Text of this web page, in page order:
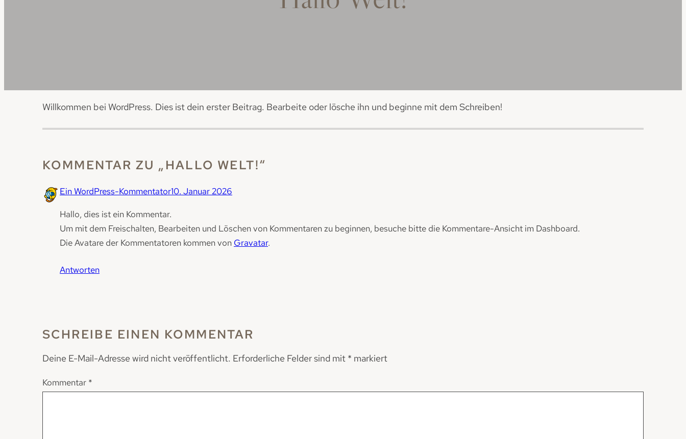
Willkommen bei WordPress. Dies ist dein erster Beitrag. Bearbeite oder lösche ihn und beginne mit dem Schreiben!
KOMMENTAR ZU „HALLO WELT!“
Ein WordPress-Kommentator10. Januar 2026
Hallo, dies ist ein Kommentar.
Um mit dem Freischalten, Bearbeiten und Löschen von Kommentaren zu beginnen, besuche bitte die Kommentare-Ansicht im Dashboard.
Die Avatare der Kommentatoren kommen von Gravatar.
Antworten
SCHREIBE EINEN KOMMENTAR
Deine E-Mail-Adresse wird nicht veröffentlicht. Erforderliche Felder sind mit * markiert
Kommentar *